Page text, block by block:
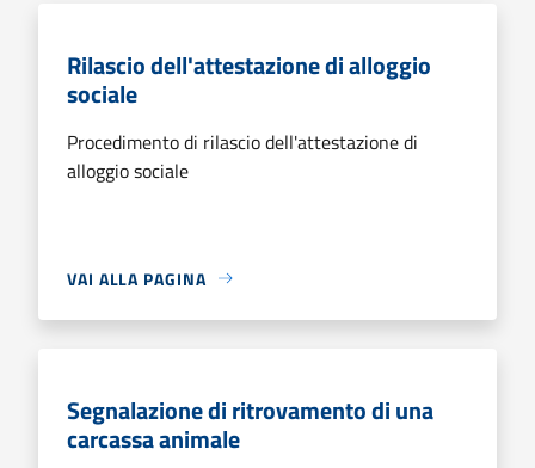
Rilascio dell'attestazione di alloggio
sociale
Procedimento di rilascio dell'attestazione di
alloggio sociale
VAI ALLA PAGINA
Segnalazione di ritrovamento di una
carcassa animale